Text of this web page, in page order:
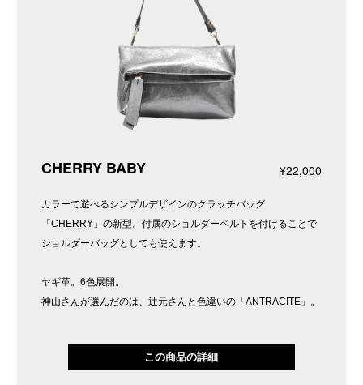
CHERRY BABY ¥22,000
カラーで遊べるシンプルデザインのクラッチバッグ
「CHERRY」の新型。付属のショルダーベルトを付けることで
ショルダーバッグとしても使えます。
ヤギ革。6色展開。
神山さんが選んだのは、辻元さんと色違いの「ANTRACITE」。
この商品の詳細